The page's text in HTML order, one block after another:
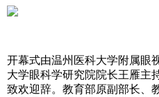
开幕式由温州医科大学附属眼
大学眼科学研究院院长王雁主
致欢迎辞。教育部原副部长、